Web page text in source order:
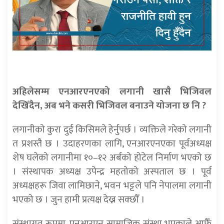
अहिलेसम्म एनआरएनएको लगानी खासै भिजिवल
देखिँदैन, अब भने कसरी भिजिवल बनाउने योजना छ नि ?
लगानीको कुरा दुई किसिमले हेर्नुपर्छ । व्यक्तिले गरेको लगानी
त प्रशस्तै छ । उदाहरणका लागि, एनआरएनएका पूर्वअध्यक्ष
शेष घलेको लगानीमा १०–१२ अर्बको होटेल निर्माण भएको छ
। संस्थापक अध्यक्ष उपेन्द्र महतोको अस्पताल छ । पूर्व
अध्यक्षहरू जिवा लामिछाने, भवन भट्टले पनि नेपालमा लगानी
भएको छ । जुन हामी प्रत्यक्ष देख्न सक्छौँ ।